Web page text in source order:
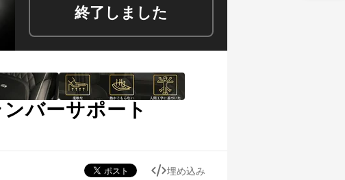
終了しました
バーサポート
埋め込み